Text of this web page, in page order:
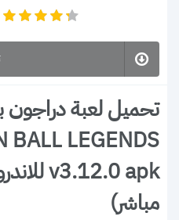
تحميل لعبة دراجون
BALL LEGENDS
مباشر)